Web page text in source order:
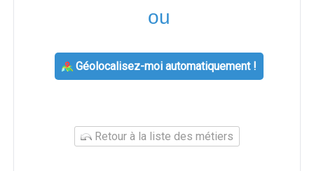
ou
Géolocalisez-moi automatiquement !
Retour à la liste des métiers